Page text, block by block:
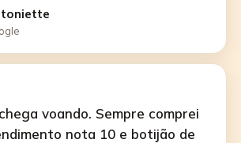
voando. Sempre comprei
nota 10 e botijão de